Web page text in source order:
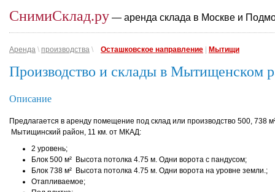
СнимиСклад.ру — аренда склада в Москве и
Аренда \ производства \ Осташковское направление Мытищи
Производство и склады в Мытищенском
Описание
Предлагается в аренду помещение под склад или производство 500, 738
Мытищинский район, 11 км. от МКАД:
2 уровень;
Блок 500 м² Высота потолка 4.75 м. Одни ворота с пандусом;
Блок 738 м² Высота потолка 4.75 м. Одни ворота на уровне земли.;
Отапливаемое;